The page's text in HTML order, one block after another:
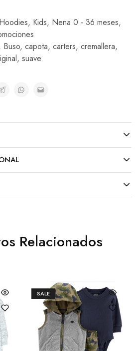
, Kids, Nena 0 - 36 meses,
Buso, capota, carters, cremallera,
, suave
Relacionados
SALE